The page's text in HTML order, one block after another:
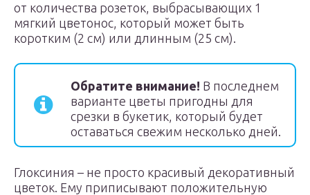
от количества розеток, выбрасывающих 1
мягкий цветонос, который может быть
коротким (2 см) или длинным (25 см).
Обратите внимание! В последнем
варианте цветы пригодны для
срезки в букетик, который будет
оставаться свежим несколько дней.
Глоксиния – не просто красивый декоративный
цветок. Ему приписывают положительную